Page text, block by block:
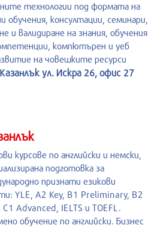
технологии под формата на
обучения, консултации, семинари,
и валидиране на знания, обучения
компютърен и уеб
на човешките ресурси
ул. Искра 26, офис 27
курсове по английски и немски,
подготовка за
признати езикови
YLE, A2 Key, B1 Preliminary, B2
Advanced, IELTS и TOEFL.
обучение по английски. Бизнес